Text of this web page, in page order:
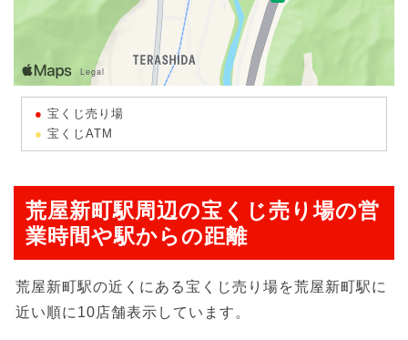
宝くじ売り場
宝くじATM
荒屋新町駅周辺の宝くじ売り場の営
業時間や駅からの距離
荒屋新町駅の近くにある宝くじ売り場を荒屋新町駅に
近い順に10店舗表示しています。